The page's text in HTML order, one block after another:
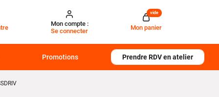
Mon compte :
Se connecter
Mon panier
vide
Promotions Prendre RDV en atelier